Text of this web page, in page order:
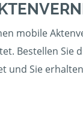
mobile
Bestellen Sie
und Sie